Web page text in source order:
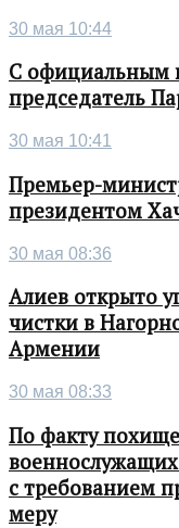
30 мая 10:44
С официальным
председатель
30 мая 10:41
Премьер-
президентом
30 мая 08:36
Алиев открыто
чистки в
Армении
30 мая 08:33
По факту
с требованием
меру